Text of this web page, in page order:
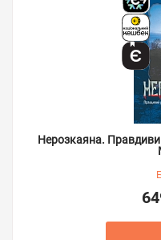
Нерозкаяна.